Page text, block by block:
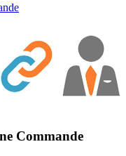
Commande